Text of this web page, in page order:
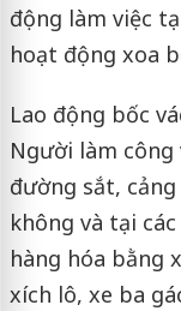
động làm việc
hoạt động xoa
Lao động bốc
Người làm công
đường sắt,
không và tại
hàng hóa bằng
xích lô, xe ba